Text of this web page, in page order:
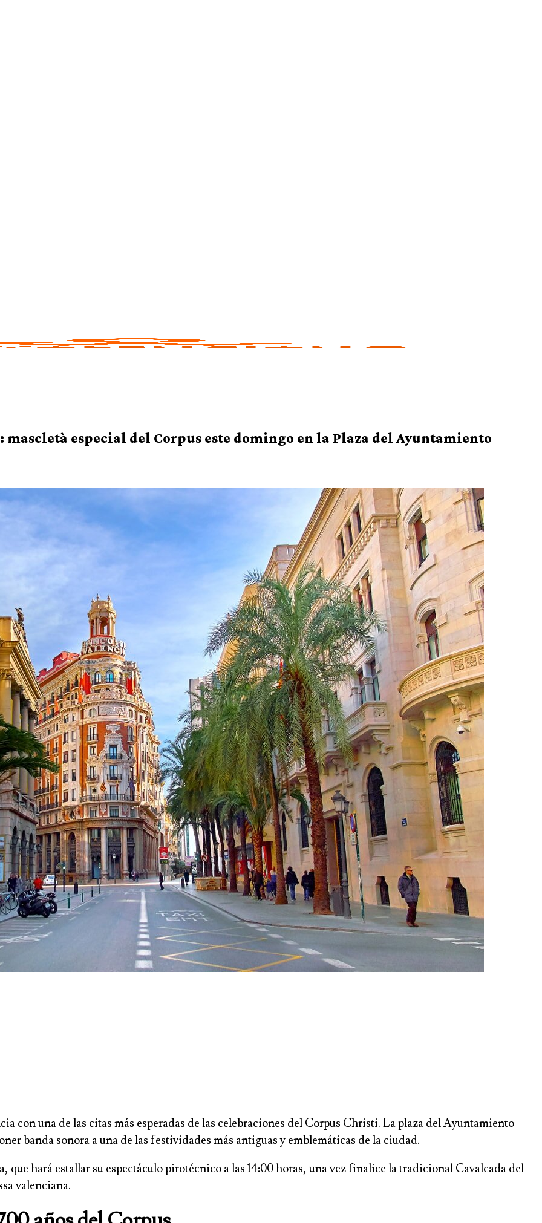
especial del Corpus este domingo en la Plaza del Ayuntamiento
con una de las citas más esperadas de las celebraciones del Corpus Christi. La plaza del Ayuntamiento
banda sonora a una de las festividades más antiguas y emblemáticas de la ciudad.
que hará estallar su espectáculo pirotécnico a las 14:00 horas, una vez finalice la tradicional Cavalcada del
valenciana.